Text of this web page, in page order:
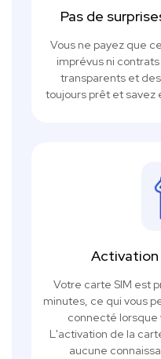
Pas de
Vous ne payez que
imprévus ni
transparents et
toujours prêt et savez
Votre carte SIM est
minutes, ce qui vous
connecté lorsque
L'activation de la
aucune